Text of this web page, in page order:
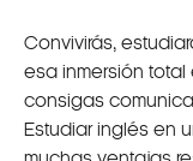
Convivirás,
esa inmersión
consigas
Estudiar inglés en